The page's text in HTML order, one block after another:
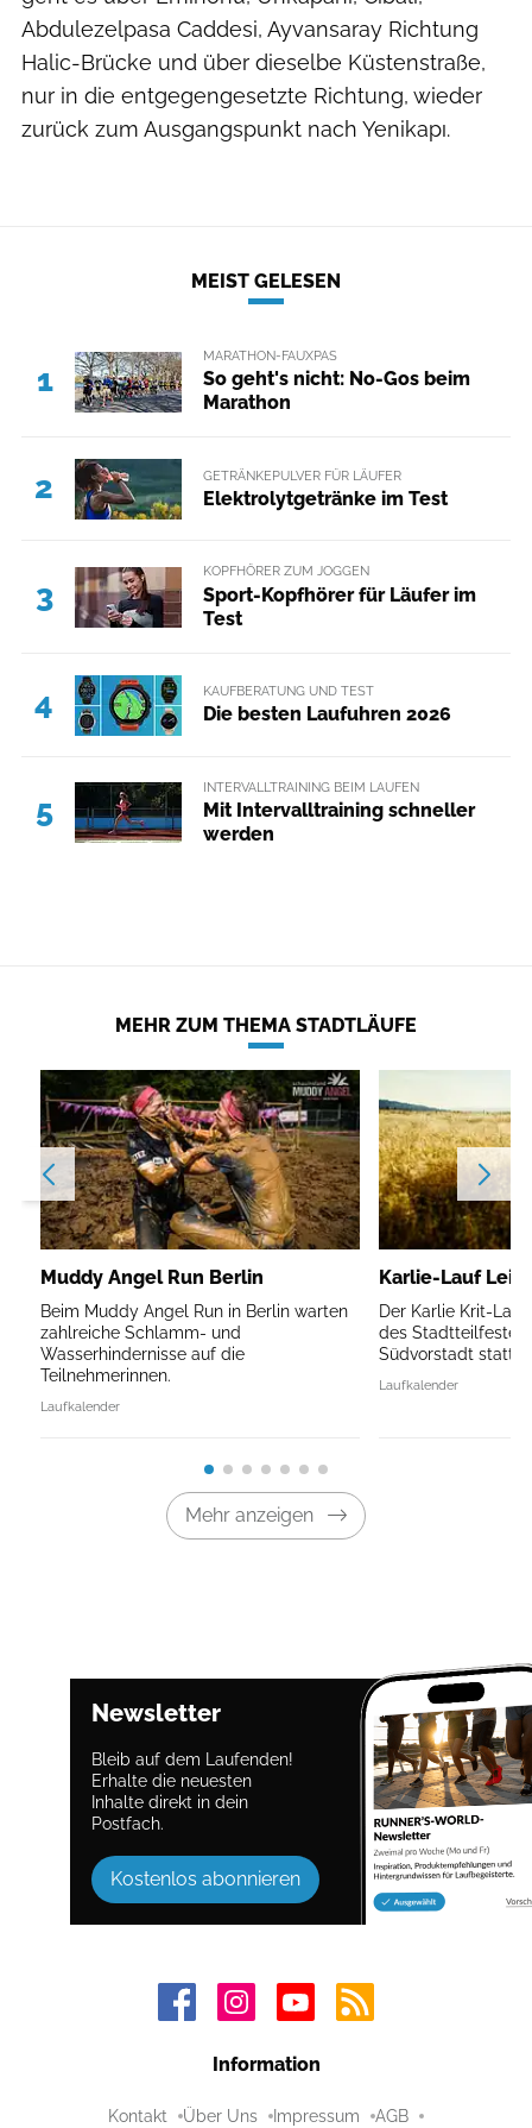
Abdulezelpasa Caddesi, Ayvansaray Richtung
Halic-Brücke und über dieselbe Küstenstraße,
nur in die entgegengesetzte Richtung, wieder
zurück zum Ausgangspunkt nach Yenikapı.
MEIST GELESEN
1
MARATHON-FAUXPAS
So geht's nicht: No-Gos beim
Marathon
2 GETRÄNKEPULVER FÜR LÄUFER
Elektrolytgetränke im Test
3
KOPFHÖRER ZUM JOGGEN
Sport-Kopfhörer für Läufer im
Test
4 KAUFBERATUNG UND TEST
Die besten Laufuhren 2026
5
INTERVALLTRAINING BEIM LAUFEN
Mit Intervalltraining schneller
werden
MEHR ZUM THEMA STADTLÄUFE
Muddy Angel Run Berlin
Beim Muddy Angel Run in Berlin warten
zahlreiche Schlamm- und
Wasserhindernisse auf die
Teilnehmerinnen.
Laufkalender
Karlie-Lauf
Der Karlie Krit-
des Stadtteilfestes
Südvorstadt statt.
Laufkalender
Mehr anzeigen
Newsletter
Bleib auf dem Laufenden!
Erhalte die neuesten
Inhalte direkt in dein
Postfach.
Kostenlos abonnieren
Information
Kontakt Über Uns Impressum AGB